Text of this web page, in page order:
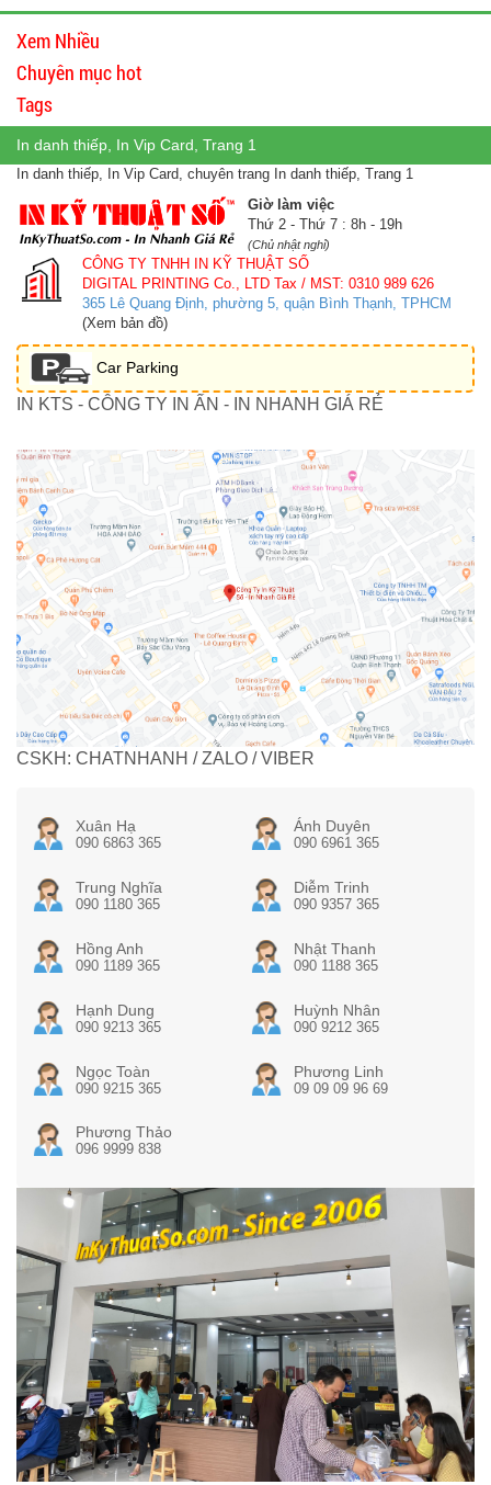
Xem Nhiều
Chuyên mục hot
Tags
In danh thiếp, In Vip Card, Trang 1
In danh thiếp, In Vip Card, chuyên trang In danh thiếp, Trang 1
Giờ làm việc
Thứ 2 - Thứ 7 : 8h - 19h
(Chủ nhật nghỉ)
CÔNG TY TNHH IN KỸ THUẬT SỐ
DIGITAL PRINTING Co., LTD Tax / MST: 0310 989 626
365 Lê Quang Định, phường 5, quận Bình Thạnh, TPHCM
(Xem bản đồ)
Car Parking
IN KTS - CÔNG TY IN ẤN - IN NHANH GIÁ RẺ
CSKH: CHATNHANH / ZALO / VIBER
Xuân Hạ
090 6863 365
Ánh Duyên
090 6961 365
Trung Nghĩa
090 1180 365
Diễm Trinh
090 9357 365
Hồng Anh
090 1189 365
Nhật Thanh
090 1188 365
Hạnh Dung
090 9213 365
Huỳnh Nhân
090 9212 365
Ngọc Toàn
090 9215 365
Phương Linh
09 09 09 96 69
Phương Thảo
096 9999 838